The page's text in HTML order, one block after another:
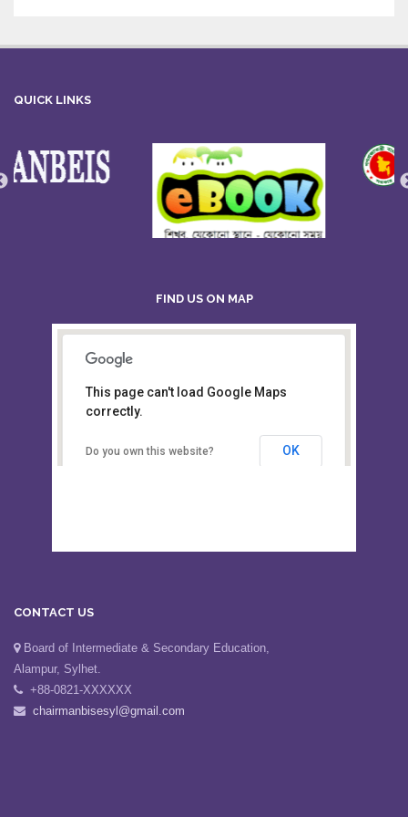
QUICK LINKS
FIND US ON MAP
Secondary Education, Alampur,
Sylhet
This page can't load Google Maps
Board of Intermediate & Secondary Education,
Alampur, Sylhet.
+88-0821-XXXXXX